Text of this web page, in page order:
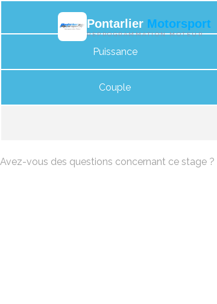
Pontarlier Motorsport
REPROGRAMMATION MOTEUR
Puissance
Couple
Avez-vous des questions concernant ce stage ?